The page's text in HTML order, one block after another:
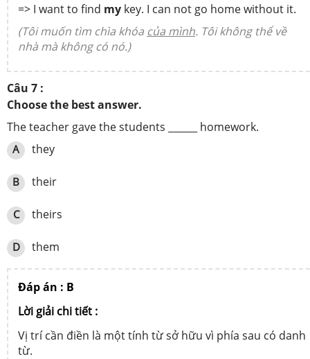
=> I want to find my key. I can not go home without it.
(Tôi muốn tìm chìa khóa của mình. Tôi không thể về
nhà mà không có nó.)
Câu 7 :
Choose the best answer.
The teacher gave the students ______ homework.
A they
B their
C theirs
D them
Đáp án : B
Lời giải chi tiết :
Vị trí cần điền là một tính từ sở hữu vì phía sau có danh
từ.